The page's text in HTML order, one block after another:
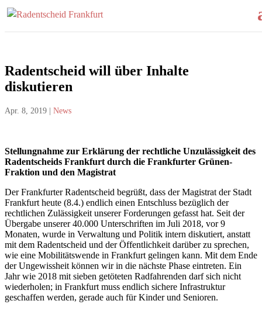
Radentscheid will über Inhalte
diskutieren
Apr. 8, 2019 News
Stellungnahme zur Erklärung der rechtliche Unzulässigkeit des
Radentscheids Frankfurt durch die Frankfurter Grünen-
Fraktion und den Magistrat
Der Frankfurter Radentscheid begrüßt, dass der Magistrat der Stadt
Frankfurt heute (8.4.) endlich einen Entschluss bezüglich der
rechtlichen Zulässigkeit unserer Forderungen gefasst hat. Seit der
Übergabe unserer 40.000 Unterschriften im Juli 2018, vor 9
Monaten, wurde in Verwaltung und Politik intern diskutiert, anstatt
mit dem Radentscheid und der Öffentlichkeit darüber zu sprechen,
wie eine Mobilitätswende in Frankfurt gelingen kann. Mit dem Ende
der Ungewissheit können wir in die nächste Phase eintreten. Ein
Jahr wie 2018 mit sieben getöteten Radfahrenden darf sich nicht
wiederholen; in Frankfurt muss endlich sichere Infrastruktur
geschaffen werden, gerade auch für Kinder und Senioren.